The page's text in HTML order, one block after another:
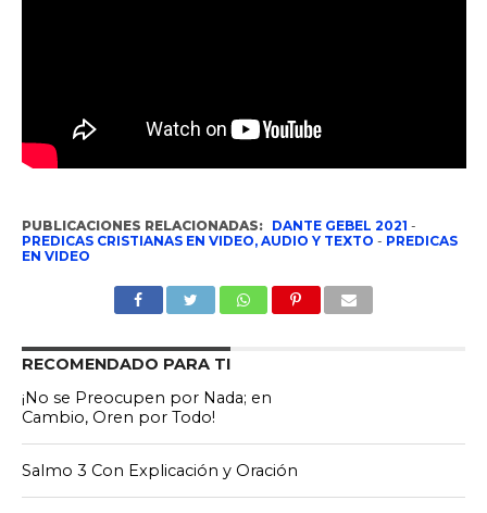
PUBLICACIONES RELACIONADAS: DANTE GEBEL 2021 -
PREDICAS CRISTIANAS EN VIDEO, AUDIO Y TEXTO - PREDICAS
EN VIDEO
RECOMENDADO PARA TI
¡No se Preocupen por Nada; en
Cambio, Oren por Todo!
Salmo 3 Con Explicación y Oración